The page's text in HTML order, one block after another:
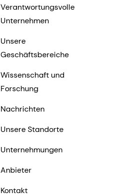
Verantwortungsvolle
Unternehmen
Unsere
Geschäftsbereiche
Wissenschaft und
Forschung
Nachrichten
Unsere Standorte
Unternehmungen
Anbieter
Kontakt